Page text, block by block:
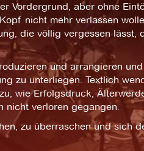
Vordergrund, aber ohne
nicht mehr verlassen
die völlig vergessen lässt,
und arrangieren
zu unterliegen. Textlich
wie Erfolgsdruck,
nicht verloren gegangen.
zu überraschen und sich